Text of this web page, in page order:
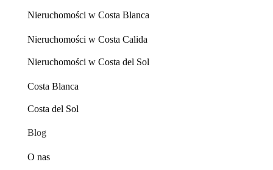
Nieruchomości w Costa Blanca
Nieruchomości w Costa Calida
Nieruchomości w Costa del Sol
O nas
Costa del Sol
Costa Blanca
Blog